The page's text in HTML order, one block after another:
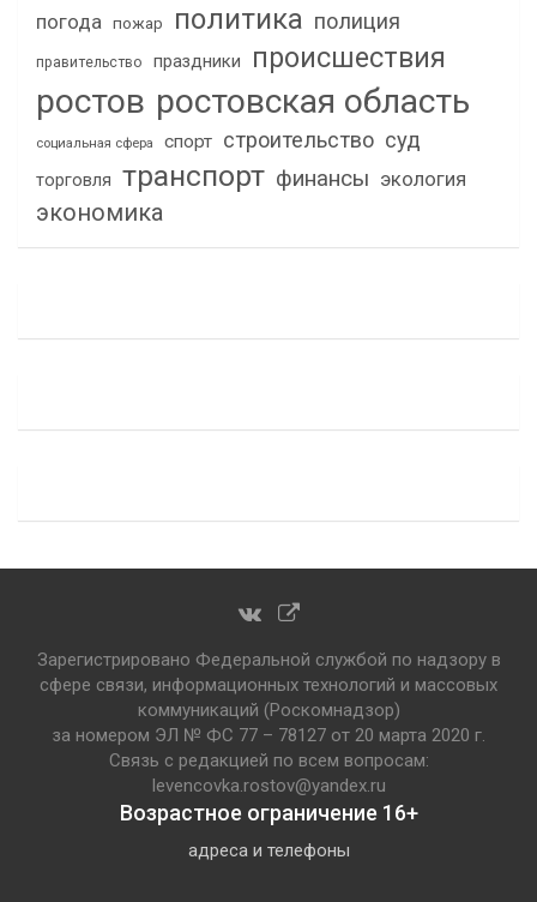
погода пожар политика полиция
правительство праздники происшествия
ростов ростовская область
социальная сфера спорт строительство суд
торговля транспорт финансы экология
экономика
Зарегистрировано Федеральной службой по надзору в
сфере связи, информационных технологий и массовых
коммуникаций (Роскомнадзор)
за номером ЭЛ № ФС 77 – 78127 от 20 марта 2020 г.
Связь с редакцией по всем вопросам:
levencovka.rostov@yandex.ru
Возрастное ограничение 16+
адреса и телефоны